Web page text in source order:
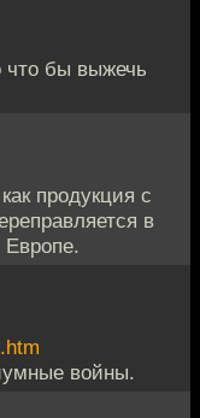
что бы выжечь
продукция с
в
Европе.
войны.